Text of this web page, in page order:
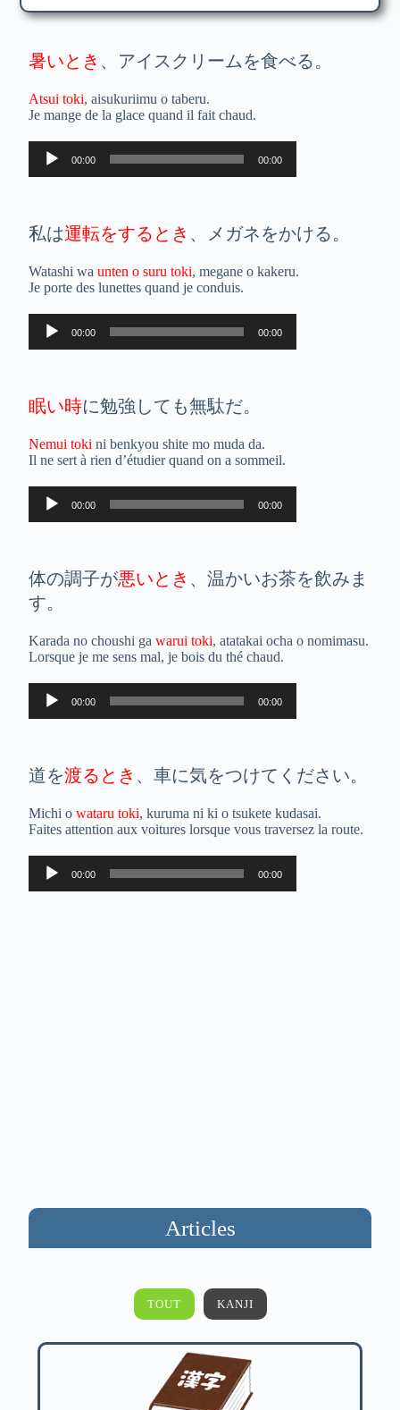
暑いとき 、アイスクリームを食べる。
Atsui toki, aisukuriimu o taberu.
Je mange de la glace quand il fait chaud.
Lecteur
audio
00:00 00:00
私は運転をするとき 、メガネをかける。
Watashi waunten o suru toki, megane o kakeru.
Je porte des lunettes quand je conduis.
Lecteur
audio
00:00 00:00
眠い時に勉強しても無駄だ。
Nemui toki ni benkyou shite mo muda da.
Il ne sert à rien d’étudier quand on a sommeil.
Lecteur
audio
00:00 00:00
体の調子が悪いとき 、温かいお茶を飲みま
す。
Karada no choushi gawarui toki, atatakai ocha o nomimasu.
Lorsque je me sens mal, je bois du thé chaud.
Lecteur
audio
00:00 00:00
道を渡るとき 、車に気をつけてください。
Michi owataru toki, kuruma ni ki o tsukete kudasai.
Faites attention aux voitures lorsque vous traversez la route.
Lecteur
audio
00:00 00:00
Articles
TOUT KANJI